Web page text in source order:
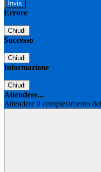
Errore
Chiudi
Successo
Chiudi
Informazione
Chiudi
Attendere...
Attendere il completamento